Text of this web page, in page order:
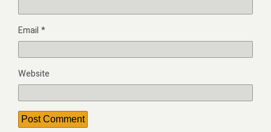
Email *
Website